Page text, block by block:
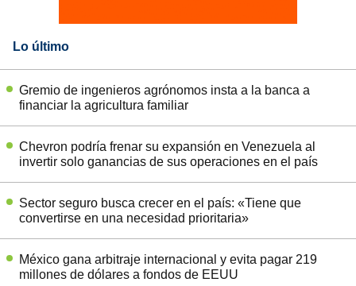
Lo último
Gremio de ingenieros agrónomos insta a la banca a
financiar la agricultura familiar
Chevron podría frenar su expansión en Venezuela al
invertir solo ganancias de sus operaciones en el país
Sector seguro busca crecer en el país: «Tiene que
convertirse en una necesidad prioritaria»
México gana arbitraje internacional y evita pagar 219
millones de dólares a fondos de EEUU